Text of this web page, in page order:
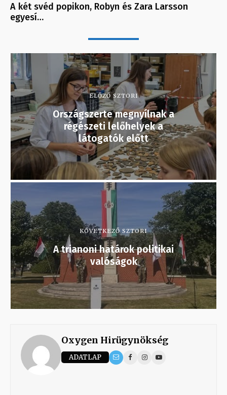
A két svéd popikon, Robyn és Zara Larsson
egyesí…
ELŐZŐ SZTORI
Országszerte megnyílnak a
régészeti lelőhelyek a
látogatók előtt
KÖVETKEZŐ SZTORI
A trianoni határok politikai
valóságok
Oxygen Hirügynökség
ADATLAP